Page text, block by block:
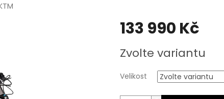
133 990 Kč
cena:
Zvolte variantu
Velikost